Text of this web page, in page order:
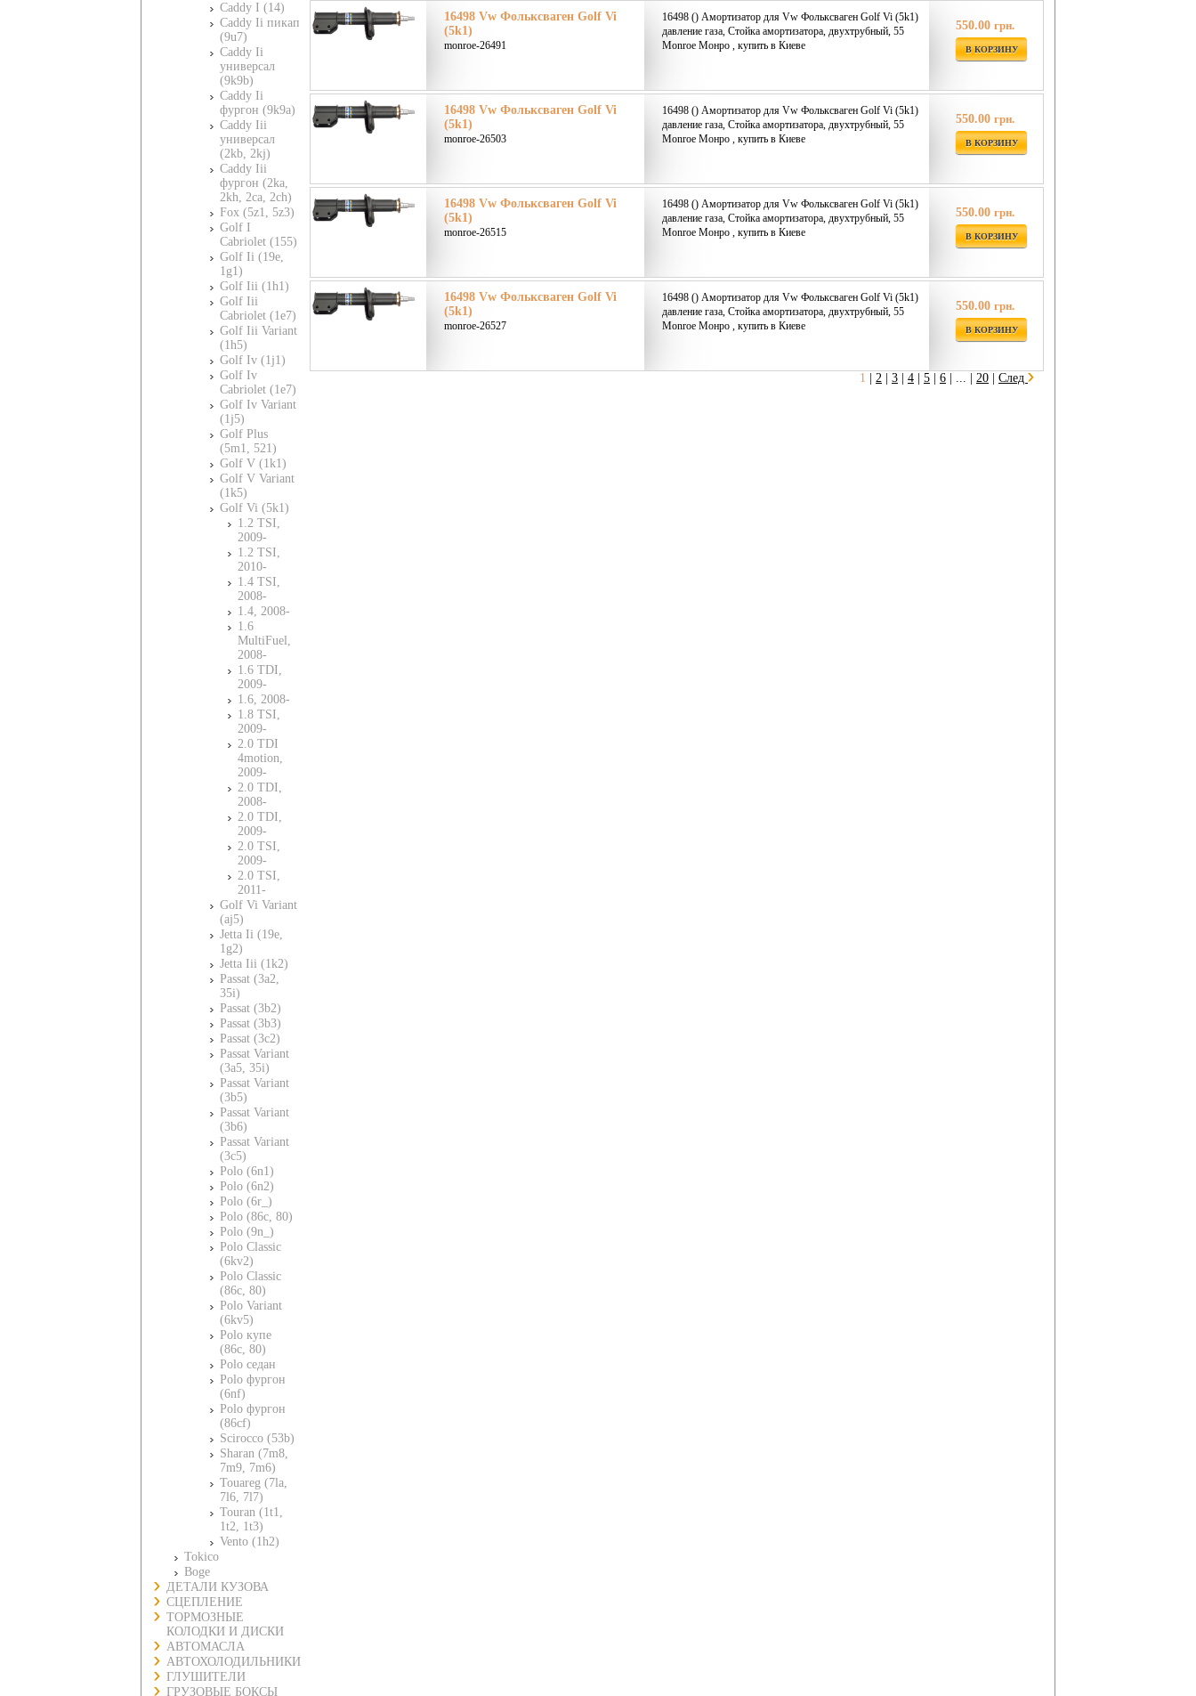
Caddy I (14)
Caddy Ii пикап
(9u7)
Caddy Ii
универсал
(9k9b)
Caddy Ii
фургон (9k9a)
Caddy Iii
универсал
(2kb, 2kj)
Caddy Iii
фургон (2ka,
2kh, 2ca, 2ch)
Fox (5z1, 5z3)
Golf I
Cabriolet (155)
Golf Ii (19e,
1g1)
Golf Iii (1h1)
Golf Iii
Cabriolet (1e7)
Golf Iii Variant
(1h5)
Golf Iv (1j1)
Golf Iv
Cabriolet (1e7)
Golf Iv Variant
(1j5)
Golf Plus
(5m1, 521)
Golf V (1k1)
Golf V Variant
(1k5)
Golf Vi (5k1)
1.2 TSI,
2009-
1.2 TSI,
2010-
1.4 TSI,
2008-
1.4, 2008-
1.6
MultiFuel,
2008-
1.6 TDI,
2009-
1.6, 2008-
1.8 TSI,
2009-
2.0 TDI
4motion,
2009-
2.0 TDI,
2008-
2.0 TDI,
2009-
2.0 TSI,
2009-
2.0 TSI,
2011-
Golf Vi Variant
(aj5)
Jetta Ii (19e,
1g2)
Jetta Iii (1k2)
Passat (3a2,
35i)
Passat (3b2)
Passat (3b3)
Passat (3c2)
Passat Variant
(3a5, 35i)
Passat Variant
(3b5)
Passat Variant
(3b6)
Passat Variant
(3c5)
Polo (6n1)
Polo (6n2)
Polo (6r_)
Polo (86c, 80)
Polo (9n_)
Polo Classic
(6kv2)
Polo Classic
(86c, 80)
Polo Variant
(6kv5)
Polo купе
(86c, 80)
Polo седан
Polo фургон
(6nf)
Polo фургон
(86cf)
Scirocco (53b)
Sharan (7m8,
7m9, 7m6)
Touareg (7la,
7l6, 7l7)
Touran (1t1,
1t2, 1t3)
Vento (1h2)
Tokico
Boge
ДЕТАЛИ КУЗОВА
СЦЕПЛЕНИЕ
ТОРМОЗНЫЕ
КОЛОДКИ И ДИСКИ
АВТОМАСЛА
АВТОХОЛОДИЛЬНИКИ
ГЛУШИТЕЛИ
ГРУЗОВЫЕ БОКСЫ
16498 Vw Фольксваген Golf Vi
(5k1)
monroe-26491
16498 () Амортизатор для Vw Фольксваген Golf Vi (5k1)
давление газа, Стойка амортизатора, двухтрубный, 55
Monroe Монро , купить в Киеве
550.00 грн.
В КОРЗИНУ
16498 Vw Фольксваген Golf Vi
(5k1)
monroe-26503
16498 () Амортизатор для Vw Фольксваген Golf Vi (5k1)
давление газа, Стойка амортизатора, двухтрубный, 55
Monroe Монро , купить в Киеве
550.00 грн.
В КОРЗИНУ
16498 Vw Фольксваген Golf Vi
(5k1)
monroe-26515
16498 () Амортизатор для Vw Фольксваген Golf Vi (5k1)
давление газа, Стойка амортизатора, двухтрубный, 55
Monroe Монро , купить в Киеве
550.00 грн.
В КОРЗИНУ
16498 Vw Фольксваген Golf Vi
(5k1)
monroe-26527
16498 () Амортизатор для Vw Фольксваген Golf Vi (5k1)
давление газа, Стойка амортизатора, двухтрубный, 55
Monroe Монро , купить в Киеве
550.00 грн.
В КОРЗИНУ
1 2 3 4 5 6 ... | 20 След